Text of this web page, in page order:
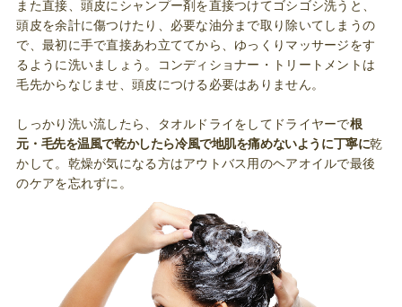
また直接、頭皮にシャンプー剤を直接つけてゴシゴシ洗うと、
頭皮を余計に傷つけたり、必要な油分まで取り除いてしまうの
で、最初に手で直接あわ立ててから、ゆっくりマッサージをす
るように洗いましょう。コンディショナー・トリートメントは
毛先からなじませ、頭皮につける必要はありません。
しっかり洗い流したら、タオルドライをしてドライヤーで根
元・毛先を温風で乾かしたら冷風で地肌を痛めないように丁寧に乾
かして。乾燥が気になる方はアウトバス用のヘアオイルで最後
のケアを忘れずに。